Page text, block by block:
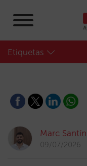
Etiquetas
Marc Santín
09/07/2026